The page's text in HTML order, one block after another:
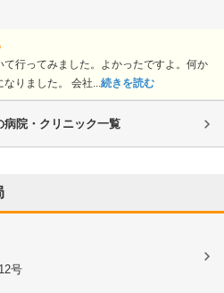
行ってみました。よかったですよ。何か
りました。 会社... 続きを読む
病院・クリニック一覧
号